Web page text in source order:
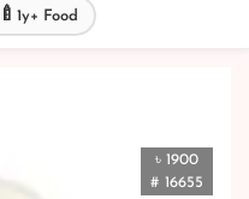
🍼 1y+ Food
৳ 1900
# 16655